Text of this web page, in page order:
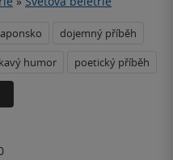
dojemný příběh
humor poetický příběh